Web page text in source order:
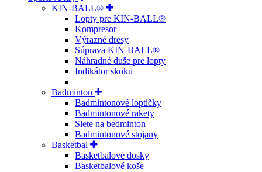
KIN-BALL®
Lopty pre KIN-BALL®
Kompresor
Výrazné dresy
Súprava KIN-BALL®
Náhradné duše pre lopty
Indikátor skoku
Badminton
Badmintonové loptičky
Badmintonové rakety
Siete na bedminton
Badmintonové stojany
Basketbal
Basketbalové dosky
Basketbalové koše